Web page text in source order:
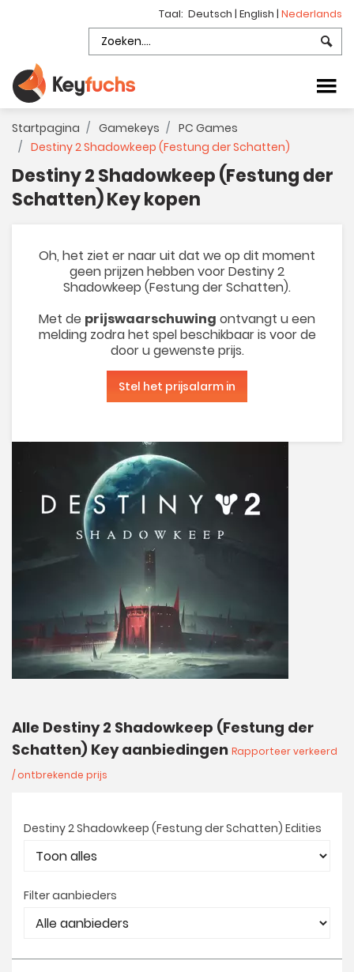
Taal: Deutsch | English | Nederlands
Startpagina Gamekeys
PC Games
Destiny 2 Shadowkeep (Festung der Schatten)
Destiny 2 Shadowkeep (Festung der
Schatten) Key kopen
Oh, het ziet er naar uit dat we op dit moment
geen prijzen hebben voor Destiny 2
Shadowkeep (Festung der Schatten).
Met de prijswaarschuwing ontvangt u een
melding zodra het spel beschikbaar is voor de
door u gewenste prijs.
Stel het prijsalarm in
Alle Destiny 2 Shadowkeep (Festung der
Schatten) Key aanbiedingen Rapporteer verkeerd
/ ontbrekende prijs
Destiny 2 Shadowkeep (Festung der Schatten) Edities
Filter aanbieders